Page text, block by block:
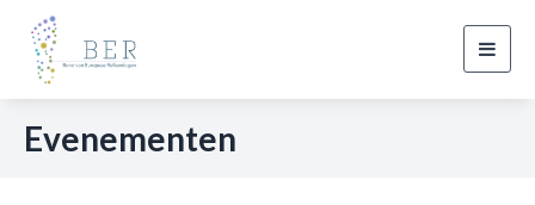
Evenementen